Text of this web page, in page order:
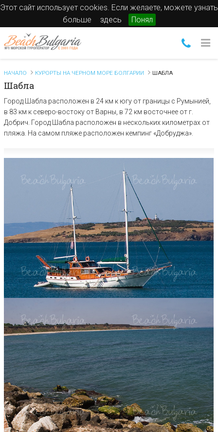
Этот сайт использует cookies. Если желаете, можете узнать
больше
здесь Понял
НАЧАЛО КУРОРТЫ НА ЧЕРНОМ МОРЕ БОЛГАРИИ ШАБЛА
Шабла
Город Шабла расположен в 24 км к югу от границы с Румынией,
в 83 км к северо-востоку от Варны, в 72 км восточнее от г.
Добрич. Город Шабла расположен в нескольких километрах от
пляжа. На самом пляже расположен кемпинг «Добруджа».